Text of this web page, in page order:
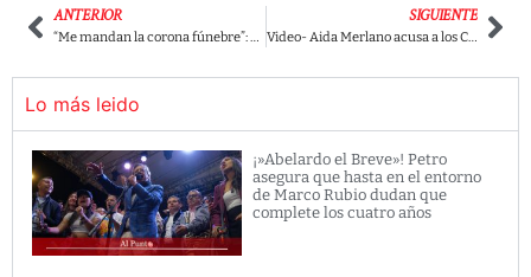
ANTERIOR
“Me mandan la corona fúnebre”: Rodolfo Hernández denuncia αmenαzαs y cancela eventos
SIGUIENTE
Video- Aida Merlano acusa a los Char: “me querían mαtar y enterrαr en una finca”.
Lo más leido
¡»Abelardo el Breve»! Petro
asegura que hasta en el entorno
de Marco Rubio dudan que
complete los cuatro años